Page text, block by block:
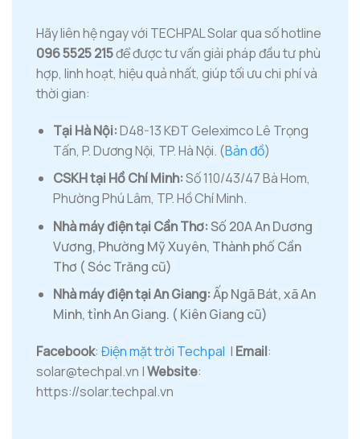
Hãy liên hệ ngay với TECHPAL Solar qua số hotline
096 5525 215để được tư vấn giải pháp đầu tư phù
hợp, linh hoạt, hiệu quả nhất, giúp tối ưu chi phí và
thời gian:
Tại Hà Nội:D48-13 KĐT Geleximco Lê Trọng
Tấn, P. Dương Nội, TP. Hà Nội. (Bản đồ)
CSKH tại Hồ Chí Minh:Số 110/43/47 Bà Hom,
Phường Phú Lâm, TP. Hồ Chí Minh.
Nhà máy điện tại Cần Thơ:Số 20A An Dương
Vương, Phường Mỹ Xuyên, Thành phố Cần
Thơ ( Sóc Trăng cũ)
Nhà máy điện tại An Giang:Ấp Ngã Bát, xã An
Minh, tỉnh An Giang. ( Kiên Giang cũ)
Facebook: Điện mặt trời Techpal | Email:
solar@techpal.vn |Website:
https://solar.techpal.vn